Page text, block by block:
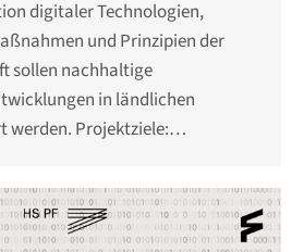
digitaler Technologien,
und Prinzipien der
sollen nachhaltige
in ländlichen
werden. Projektziele:…